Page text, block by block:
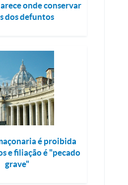
onde conservar
dos defuntos
é proibida
e filiação é "pecado
grave"